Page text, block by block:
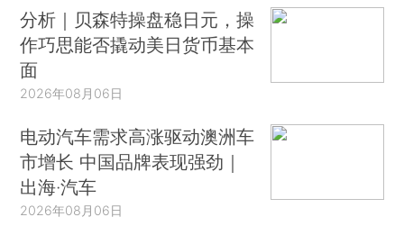
分析｜贝森特操盘稳日元，操
作巧思能否撬动美日货币基本
面
2026年08月06日
电动汽车需求高涨驱动澳洲车
市增长 中国品牌表现强劲｜
出海·汽车
2026年08月06日